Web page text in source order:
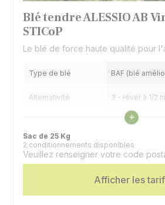
Blé tendre ALESSIO AB
STICoP
Le blé de force haute qualité pour
Type de blé BAF (blé
Alternativité 3 - Hiver à 1/2
6 - 1/2 tardif à
Voir les
+
Sac de 25 Kg
2 conditionnements disponibles
Veuillez renseigner votre code
Afficher les